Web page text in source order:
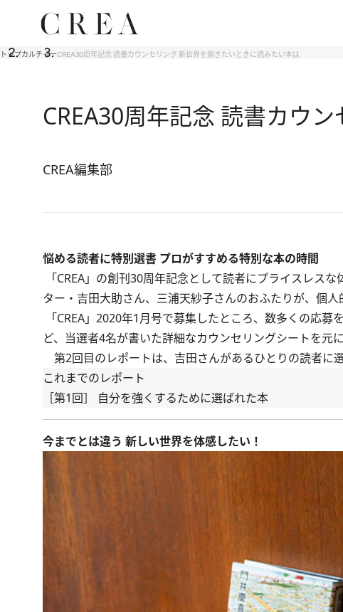
トップカルチャーCREA30周年記念 読書カウンセリング 新世界を開きたいときに読みたい本は
CREA30周年記念 読書カウ
CREA編集部
悩める読者に特別選書 プロがすすめる特別な本の時間
「CREA」の創刊30周年記念として読者にプライスレス
ター・吉田大助さん、三浦天紗子さんのおふたりが、個人
「CREA」2020年1月号で募集したところ、数多くの応
ど、当選者4名が書いた詳細なカウンセリングシートを元
第2回目のレポートは、吉田さんがあるひとりの読者に
これまでのレポート
［第1回］ 自分を強くするために選ばれた本
今までとは違う 新しい世界を体感したい！